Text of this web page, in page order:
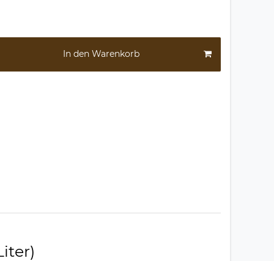
In den Warenkorb